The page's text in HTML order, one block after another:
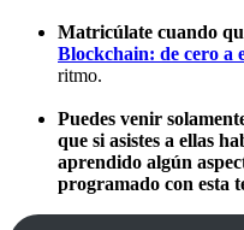
Matricúlate cuando
Blockchain: de cero a
ritmo.
Puedes venir
que si asistes a ellas
aprendido algún
programado con esta